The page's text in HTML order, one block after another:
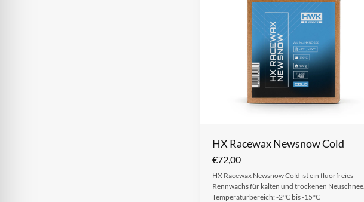
HX Racewax Newsnow Cold
€72,00
HX Racewax Newsnow Cold ist ein fluorfreies
Rennwachs für kalten und trockenen Neuschnee.
Temperaturbereich: -2°C bis -15°C